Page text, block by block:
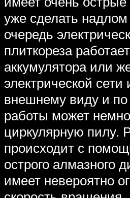
уже сделать
очередь
плиткореза
аккумулятора или
электрической
внешнему виду и
работы может
циркулярную пилу.
происходит с
острого алмазного
имеет невероятно